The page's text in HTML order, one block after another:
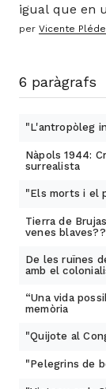
igual que en
inabastable.
lluita, es
que es
per Vicente
6 paràgrafs
"L'antropòleg
Nàpols 1944:
surrealista
"Els morts i el
Tierra de
venes blaves??
De les ruïnes
amb el
“Una vida
memòria
"Quijote al
"Pelegrins de